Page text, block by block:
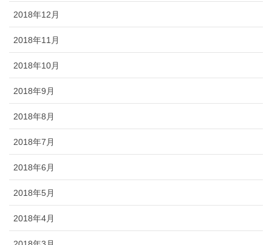
2018年12月
2018年11月
2018年10月
2018年9月
2018年8月
2018年7月
2018年6月
2018年5月
2018年4月